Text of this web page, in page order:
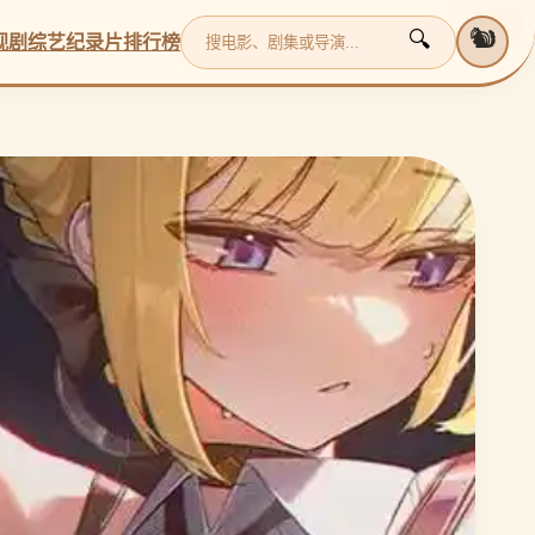
剧综艺纪录片排行榜 🔍 🐿️更新
更新
更新
更新